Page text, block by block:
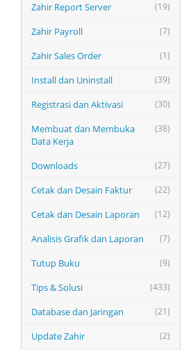
(19)
Zahir Report Server
(7)
Zahir Payroll
(1)
Zahir Sales Order
(39)
Install dan Uninstall
(30)
Registrasi dan Aktivasi
(38)
Membuat dan Membuka
Data Kerja
(27)
Downloads
(22)
Cetak dan Desain Faktur
(12)
Cetak dan Desain Laporan
(7)
Analisis Grafik dan Laporan
(9)
Tutup Buku
(433)
Tips & Solusi
(21)
Database dan Jaringan
(2)
Update Zahir